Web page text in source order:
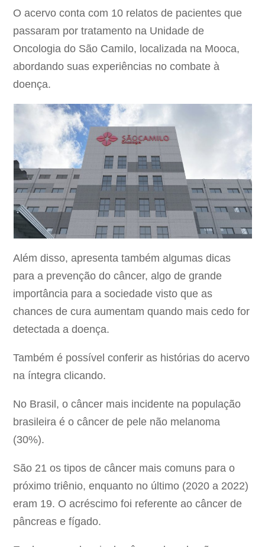
O acervo conta com 10 relatos de pacientes que
passaram por tratamento na Unidade de
Oncologia do São Camilo, localizada na Mooca,
abordando suas experiências no combate à
doença.
Além disso, apresenta também algumas dicas
para a prevenção do câncer, algo de grande
importância para a sociedade visto que as
chances de cura aumentam quando mais cedo for
detectada a doença.
Também é possível conferir as histórias do acervo
na íntegra clicando.
No Brasil, o câncer mais incidente na população
brasileira é o câncer de pele não melanoma
(30%).
São 21 os tipos de câncer mais comuns para o
próximo triênio, enquanto no último (2020 a 2022)
eram 19. O acréscimo foi referente ao câncer de
pâncreas e fígado.